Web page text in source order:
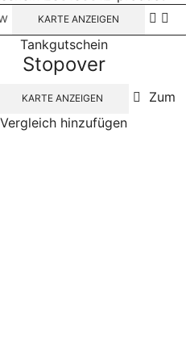
KARTE ANZEIGEN
Tankgutschein
Stopover
KARTE ANZEIGEN
Zum
Vergleich hinzufügen